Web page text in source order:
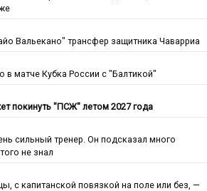
Вальекано" трансфер защитника Чаварриа
в матче Кубка России с "Балтикой"
покинуть "ПСЖ" летом 2027 года
сильный тренер. Он подсказал много
не знал
с капитанской повязкой на поле или без, —